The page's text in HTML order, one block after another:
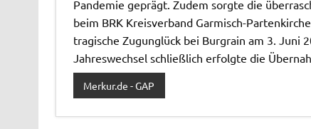
Pandemie geprägt. Zudem sorgte die
beim BRK Kreisverband Garmisch-
tragische Zugunglück bei Burgrain am 3.
Jahreswechsel schließlich erfolgte die
Merkur.de - GAP